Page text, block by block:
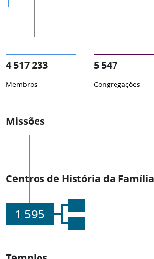
4 517 233
Membros
5 547
Congregações
Missões
Centros de História da Família
1 595